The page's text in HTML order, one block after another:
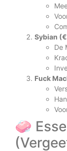
Sybian
De
Fuck
🧼